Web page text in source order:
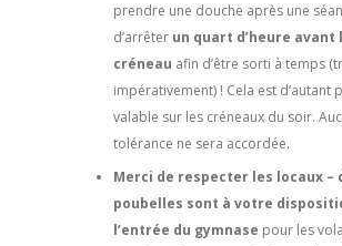
prendre une douche après une
d’arrêter un quart d’heure avant
créneau afin d’être sorti à temps
impérativement) ! Cela est d’autant
valable sur les créneaux du soir.
tolérance ne sera accordée.
Merci de respecter les locaux –
poubelles sont à votre
l’entrée du gymnase pour les